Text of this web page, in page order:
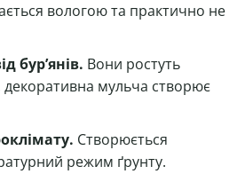
вологою та практично не
бур’янів. Вони ростуть
декоративна мульча створює
Створюється
режим ґрунту.